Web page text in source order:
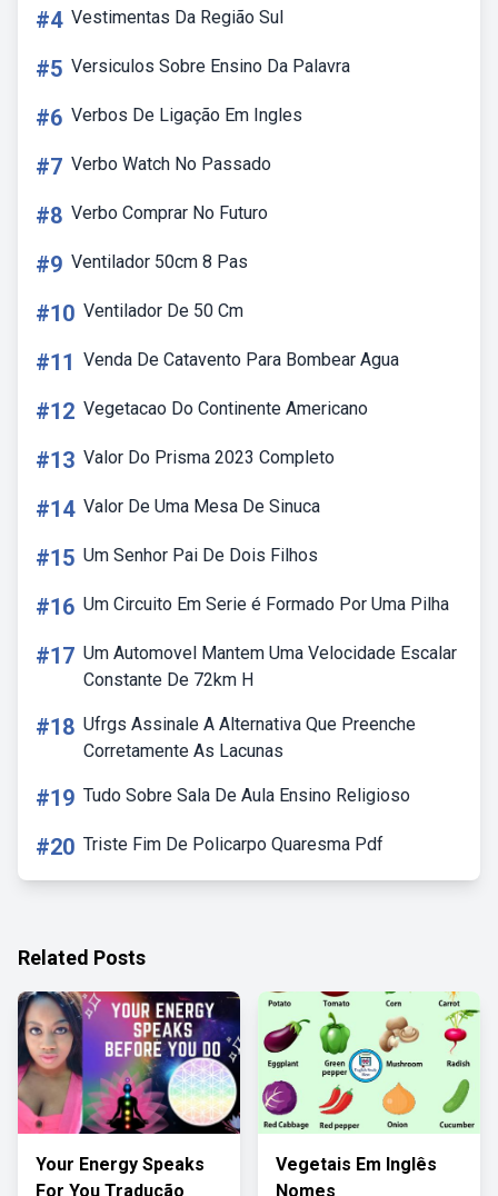
#4 Vestimentas Da Região Sul
#5 Versiculos Sobre Ensino Da Palavra
#6 Verbos De Ligação Em Ingles
#7 Verbo Watch No Passado
#8 Verbo Comprar No Futuro
#9 Ventilador 50cm 8 Pas
#10 Ventilador De 50 Cm
#11 Venda De Catavento Para Bombear Agua
#12 Vegetacao Do Continente Americano
#13 Valor Do Prisma 2023 Completo
#14 Valor De Uma Mesa De Sinuca
#15 Um Senhor Pai De Dois Filhos
#16 Um Circuito Em Serie é Formado Por Uma Pilha
#17 Um Automovel Mantem Uma Velocidade Escalar
Constante De 72km H
#18 Ufrgs Assinale A Alternativa Que Preenche
Corretamente As Lacunas
#19 Tudo Sobre Sala De Aula Ensino Religioso
#20 Triste Fim De Policarpo Quaresma Pdf
Related Posts
Your Energy Speaks
For You Tradução
Vegetais Em Inglês
Nomes